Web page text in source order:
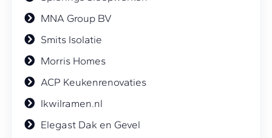
MNA Group BV
Smits Isolatie
Morris Homes
ACP Keukenrenovaties
Ikwilramen.nl
Elegast Dak en Gevel